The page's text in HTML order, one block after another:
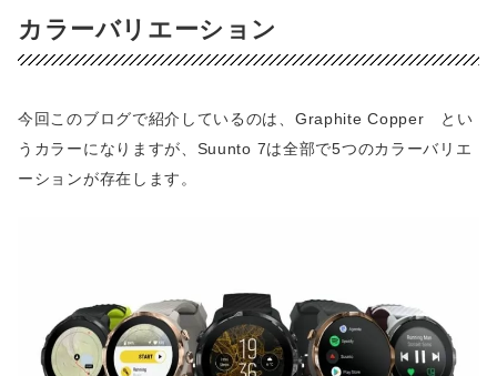
カラーバリエーション
今回このブログで紹介しているのは、Graphite Copper とい
うカラーになりますが、Suunto 7は全部で5つのカラーバリエ
ーションが存在します。